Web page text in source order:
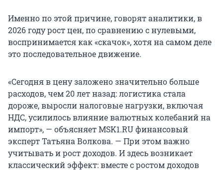
Именно по этой причине, говорят аналитики, в
2026 году рост цен, по сравнению с нулевыми,
воспринимается как «скачок», хотя на самом деле
это последовательное движение.
«Сегодня в цену заложено значительно больше
расходов, чем 20 лет назад: логистика стала
дороже, выросли налоговые нагрузки, включая
НДС, усилилось влияние валютных колебаний на
импорт», — объясняет MSK1.RU финансовый
эксперт Татьяна Волкова. — При этом важно
учитывать и рост доходов. И здесь возникает
классический эффект: вместе с ростом доходов